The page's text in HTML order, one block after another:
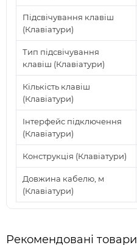
Підсвічування клавіш
(Клавіатури)
Тип підсвічування
клавіш (Клавіатури)
Кількість клавіш
(Клавіатури)
Інтерфейс підключення
(Клавіатури)
Конструкція (Клавіатури)
Довжина кабелю, м
(Клавіатури)
Рекомендовані товари